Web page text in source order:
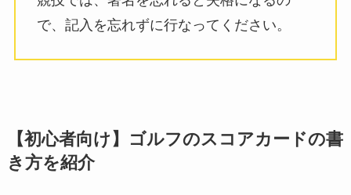
で、記入を忘れずに行なってください。
【初心者向け】ゴルフのスコアカードの書
き方を紹介